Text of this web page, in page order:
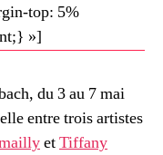
top: 5%
»]
du 3 au 7 mai
entre trois artistes
etTiffany